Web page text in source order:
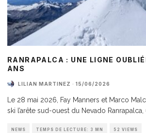
RANRAPALCA : UNE LIGNE
ANS
LILIAN MARTINEZ · 15/06/2026
Le 28 mai 2026, Fay Manners et Marco
ski l’arête sud-ouest du Nevado Ranrapalca,
NEWS TEMPS DE LECTURE: 3 MN 52 VIEWS